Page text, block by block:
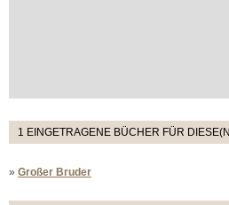
1 EINGETRAGENE BÜCHER FÜR
» Großer Bruder